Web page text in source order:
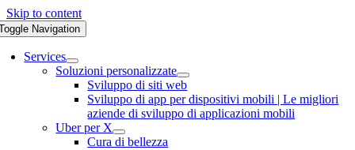
Skip to content
Navigation
Services
Soluzioni personalizzate
Sviluppo di siti web
Sviluppo di app per dispositivi mobili | Le migliori
aziende di sviluppo di applicazioni mobili
Uber per X
Cura di bellezza